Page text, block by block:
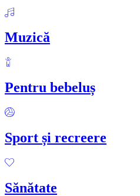
Muzică
Pentru bebeluș
Sport și recreere
Sănătate